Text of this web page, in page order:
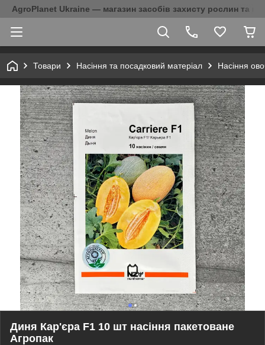
AgroPlanet Ukraine — магазин засобів захисту рослин та
Товари Насіння та посадковий матеріал Насіння
Диня Кар'єра F1 10 шт насіння пакетоване
Агропак